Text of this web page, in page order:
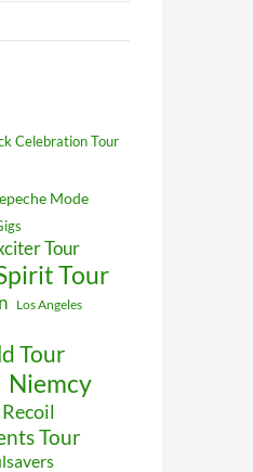
Celebration Tour
Mode
Tour
Tour
Los Angeles
Tour
Niemcy
Recoil
Tour